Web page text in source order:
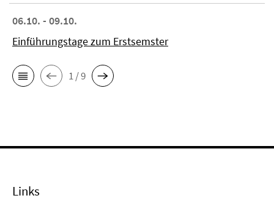
06.10. - 09.10.
Einführungstage zum Erstsemster
1 / 9
Links